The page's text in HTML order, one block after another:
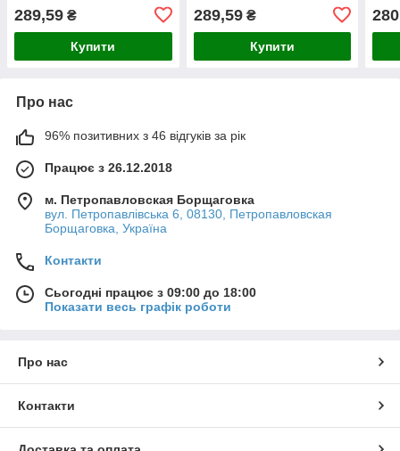
289,59 ₴
Купити
289,59₴
Купити
Про нас
96% позитивних з 46 відгуків за рік
Працює з 26.12.2018
м. Петропавловская Борщаговка
вул. Петропавлівська 6, 08130, Петропавловская
Борщаговка, Україна
Контакти
Сьогодні працює з 09:00 до 18:00
Показати весь графік роботи
Про нас
Контакти